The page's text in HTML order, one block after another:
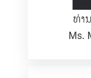
ທ່າ
Ms.